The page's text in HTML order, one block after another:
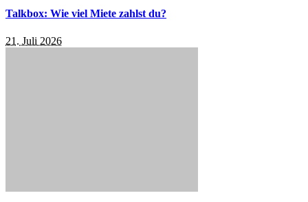
Talkbox: Wie viel Miete zahlst du?
21. Juli 2026